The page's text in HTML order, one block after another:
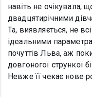
навіть не очікувала,
двадцятирічними
Та, виявляється, не
ідеальними
почуттів Льва, аж
довгоногої стрункої
Невже її чекає нове